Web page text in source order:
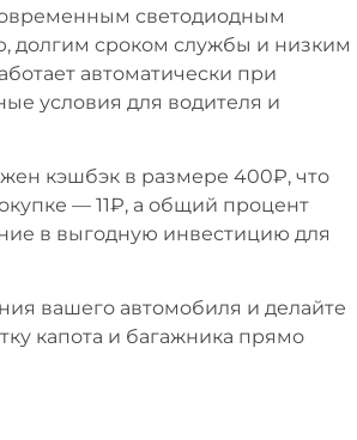
светодиодным
долгим сроком службы и низким
автоматически при
условия для водителя и
кэшбэк в размере 400₽, что
— 11₽, а общий процент
в выгодную инвестицию для
вашего автомобиля и делайте
капота и багажника прямо